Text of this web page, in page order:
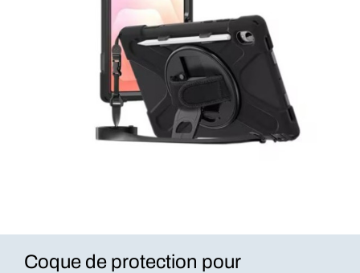
Coque de protection pour